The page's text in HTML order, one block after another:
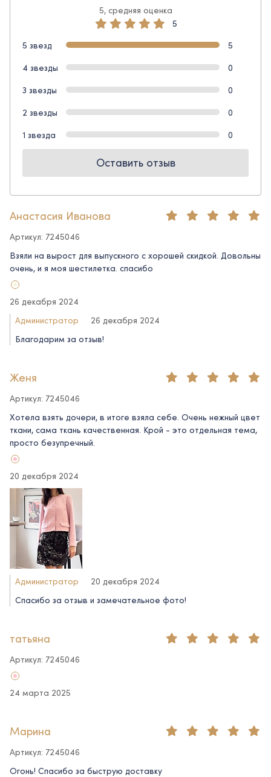
5, средняя оценка
5
5 звезд
5
4 звезды
0
3 звезды
0
2 звезды
0
1 звезда
0
Оставить отзыв
Анастасия Иванова
Артикул: 7245046
Взяли на вырост для выпускного с хорошей скидкой. Довольны
очень, и я моя шестилетка. спасибо
26 декабря 2024
Администратор
26 декабря 2024
Благодарим за отзыв!
Женя
Артикул: 7245046
Хотела взять дочери, в итоге взяла себе. Очень нежный цвет
ткани, сама ткань качественная. Крой - это отдельная тема,
просто безупречный.
20 декабря 2024
Администратор
20 декабря 2024
Спасибо за отзыв и замечательное фото!
татьяна
Артикул: 7245046
24 марта 2025
Марина
Артикул: 7245046
Огонь! Спасибо за быструю доставку